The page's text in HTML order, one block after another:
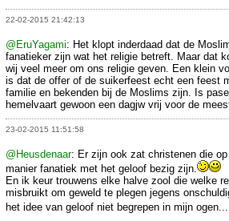
22-02-2015 21:42:13
@EruYagami: Het klopt inderdaad dat de
fanatieker zijn wat het religie betreft. Maar dat
wij veel meer om ons religie geven. Een klein
is dat de offer of de suikerfeest echt een feest
familie en bekenden bij de Moslims zijn. Is
hemelvaart gewoon een dagjw vrij voor de
23-02-2015 11:51:58
@Heusdenaar: Er zijn ook zat christenen die op
manier fanatiek met het geloof bezig zijn.
En ik keur trouwens elke halve zool die welke
misbruikt om geweld te plegen jegens
het idee van geloof niet begrepen in mijn ogen...